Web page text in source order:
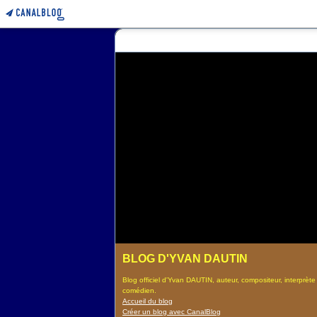
BLOG D'YVAN DAUTIN
Blog officiel d'Yvan DAUTIN, auteur, compositeur,
comédien.
Accueil du blog
Créer un blog avec CanalBlog